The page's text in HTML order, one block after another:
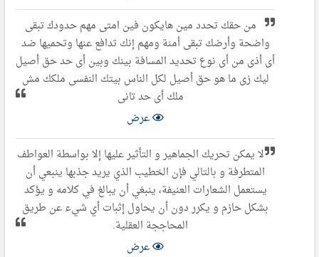
من حقك تحدد مين هايكون فين امتى مهم حدودك تبقى
واضحة وأرضك تبقى أمنة ومهم إنك تدافع عنها وتحميها ضد
أى أذى من أى نوع تحديد المسافة بينك وبين أى حد حق أصيل
ليك زى ما هو حق أصيل لكل الناس بيتك النفسى ملكك مش
ملك أى حد تانى
عرض
لا يمكن تحريك الجماهير و التأثير عليها إلا بواسطة العواطف
المتطرفة و بالتالي فإن الخطيب الذي يريد جذبها ينبعي أن
يستعمل الشعارات العنيفة، ينبغي أن يبالغ في كلامه و يؤكد
بشكل حازم و يكرر دون أن يحاول إثبات أي شيء عن طريق
المحاججة العقلية.
عرض